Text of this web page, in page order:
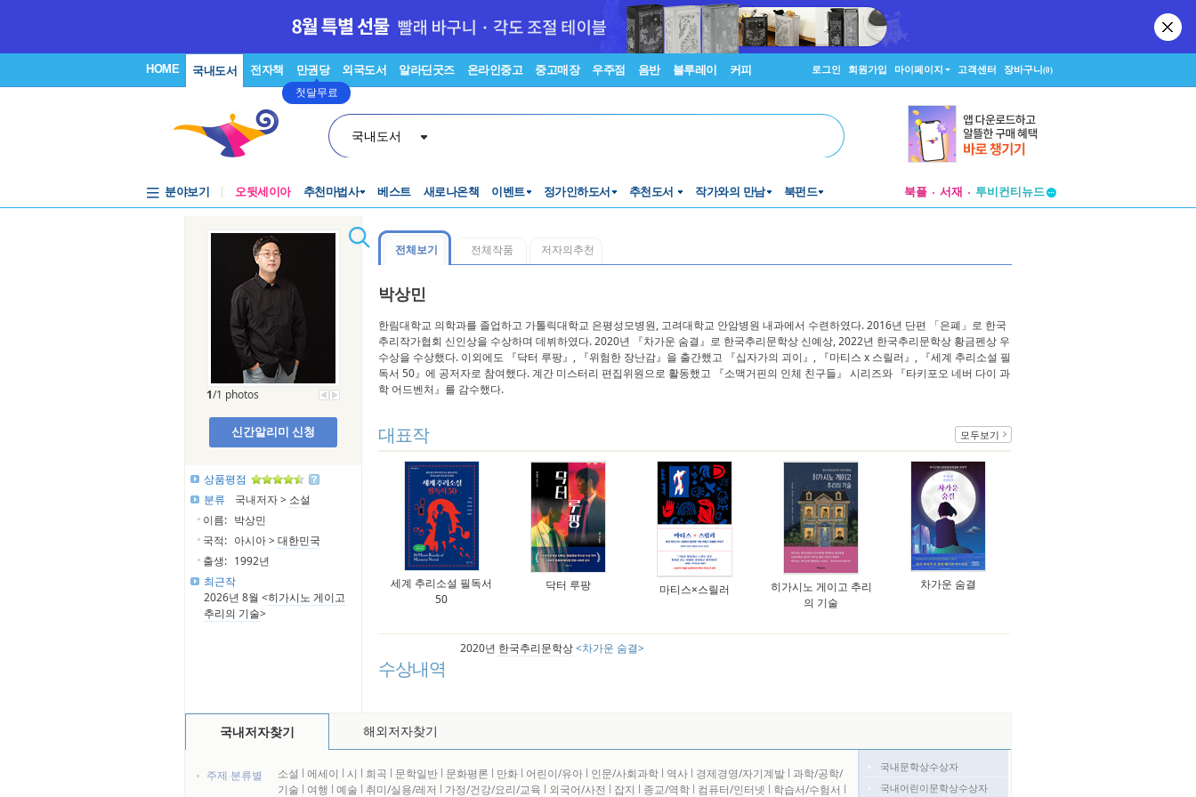
HOME 국내도서 전자책 만권당
첫달무료
외국도서 알라딘굿즈 온라인중고 중고매장 우주점 음반 블루레이 커피 로그인 회원가입 마이페이지 고객센터 장바구니(0)
국내도서
분야보기 오뒷세이아 추천마법사 베스트 새로나온책 이벤트 정가인하도서 추천도서 작가와의 만남 북펀드 북플 서재
투비컨티뉴드
1/1 photos
신간알리미 신청
상품평점
분류
국내저자 > 소설
이름: 박상민
국적: 아시아 >대한민국
출생: 1992년
최근작
2026년 8월 <히가시노 게이고
추리의 기술>
전체보기 전체작품 저자의추천
박상민
한림대학교 의학과를 졸업하고 가톨릭대학교 은평성모병원, 고려대학교 안암병원 내과에서 수련하였다. 2016년 단편 「은폐」로 한국
추리작가협회 신인상을 수상하며 데뷔하였다. 2020년 『차가운 숨결』로 한국추리문학상 신예상, 2022년 한국추리문학상 황금펜상 우
수상을 수상했다. 이외에도 『닥터 루팡』, 『위험한 장난감』을 출간했고 『십자가의 괴이』, 『마티스 x 스릴러』, 『세계 추리소설 필
독서 50』에 공저자로 참여했다. 계간 미스터리 편집위원으로 활동했고 『소맥거핀의 인체 친구들』 시리즈와 『타키포오 네버 다이 과
학 어드벤처』를 감수했다.
대표작 모두보기
세계 추리소설 필독서
50
닥터 루팡 마티스×스릴러
히가시노 게이고 추리
의 기술
차가운 숨결
수상내역
2020년 한국추리문학상<차가운 숨결>
국내저자찾기 해외저자찾기
주제 분류별 소설 l 에세이 l 시 l 희곡 l 문학일반 l 문화평론 l 만화 l 어린이/유아 l 인문/사회과학 l 역사 l 경제경영/자기계발 l 과학/공학/
기술 l 여행 l 예술 l 취미/실용/레저 l 가정/건강/요리/교육 l 외국어/사전 l 잡지 l 종교/역학 l 컴퓨터/인터넷 l 학습서/수험서 l
국내문학상수상자
국내어린이문학상수상자